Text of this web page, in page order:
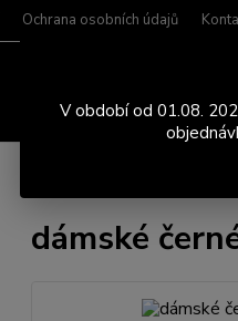
Ochrana osobních údajů
dámské
V období od 01.08.